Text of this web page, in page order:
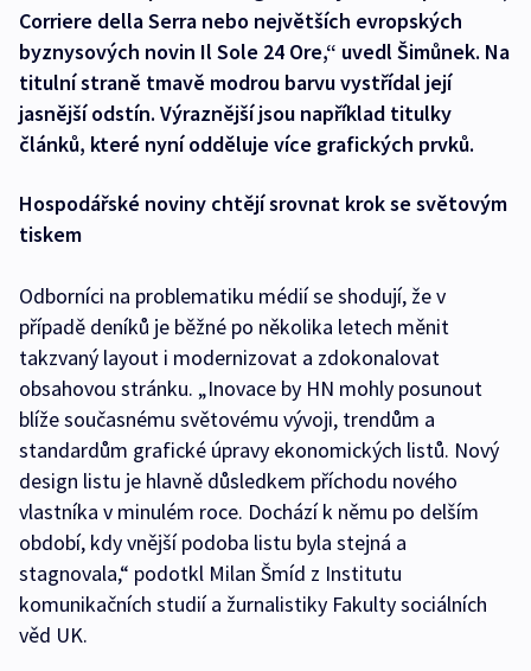
Corriere della Serra nebo největších evropských
byznysových novin Il Sole 24 Ore,“ uvedl Šimůnek. Na
titulní straně tmavě modrou barvu vystřídal její
jasnější odstín. Výraznější jsou například titulky
článků, které nyní odděluje více grafických prvků.
Hospodářské noviny chtějí srovnat krok se světovým
tiskem
Odborníci na problematiku médií se shodují, že v
případě deníků je běžné po několika letech měnit
takzvaný layout i modernizovat a zdokonalovat
obsahovou stránku. „Inovace by HN mohly posunout
blíže současnému světovému vývoji, trendům a
standardům grafické úpravy ekonomických listů. Nový
design listu je hlavně důsledkem příchodu nového
vlastníka v minulém roce. Dochází k němu po delším
období, kdy vnější podoba listu byla stejná a
stagnovala,“ podotkl Milan Šmíd z Institutu
komunikačních studií a žurnalistiky Fakulty sociálních
věd UK.